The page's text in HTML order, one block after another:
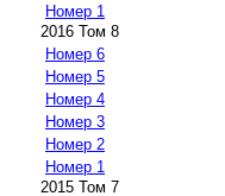
Номер 1
2016 Том 8
Номер 6
Номер 5
Номер 4
Номер 3
Номер 2
Номер 1
2015 Том 7